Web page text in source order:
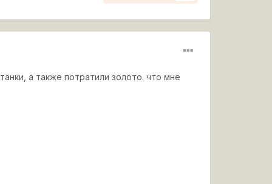
а также потратили золото. что мне